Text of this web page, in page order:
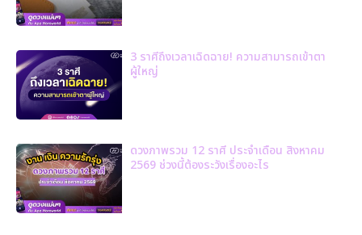
3 ราศีถึงเวลาเฉิดฉาย! ความสามารถเข้าตา
ผู้ใหญ่
ดวงภาพรวม 12 ราศี ประจำเดือน สิงหาคม
2569 ช่วงนี้ต้องระวังเรื่องอะไร